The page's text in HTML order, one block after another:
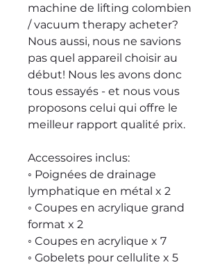
machine de lifting colombien
/ vacuum therapy acheter?
Nous aussi, nous ne savions
pas quel appareil choisir au
début! Nous les avons donc
tous essayés - et nous vous
proposons celui qui offre le
meilleur rapport qualité prix.
Accessoires inclus:
◦ Poignées de drainage
lymphatique en métal x 2
◦ Coupes en acrylique grand
format x 2
◦ Coupes en acrylique x 7
◦ Gobelets pour cellulite x 5